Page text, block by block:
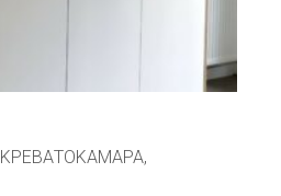
ΚΡΕΒΑΤΟΚΑΜΑΡΑ